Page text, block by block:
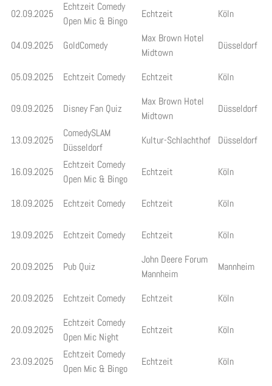
02.09.2025
Echtzeit Comedy
Open Mic & Bingo
Echtzeit Köln
04.09.2025 GoldComedy
Max Brown Hotel
Midtown
Düsseldorf
05.09.2025 Echtzeit Comedy Echtzeit Köln
09.09.2025 Disney Fan Quiz
Max Brown Hotel
Midtown
Düsseldorf
13.09.2025
ComedySLAM
Düsseldorf
Kultur-Schlachthof Düsseldorf
16.09.2025
Echtzeit Comedy
Open Mic & Bingo
Echtzeit Köln
18.09.2025 Echtzeit Comedy Echtzeit Köln
19.09.2025 Echtzeit Comedy Echtzeit Köln
20.09.2025 Pub Quiz
John Deere Forum
Mannheim
Mannheim
20.09.2025 Echtzeit Comedy Echtzeit Köln
20.09.2025
Echtzeit Comedy
Open Mic Night
Echtzeit Köln
23.09.2025
Echtzeit Comedy
Open Mic & Bingo
Echtzeit Köln